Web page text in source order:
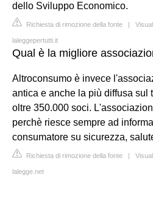
dello Sviluppo Economico.
Richiesta di rimozione della fonte |
laleggepertutti.it
Qual è la migliore
Altroconsumo è invece
antica e anche la più diffusa sul
oltre 350.000 soci.
perchè riesce sempre ad
consumatore su sicurezza,
Richiesta di rimozione della fonte |
lalegge.net